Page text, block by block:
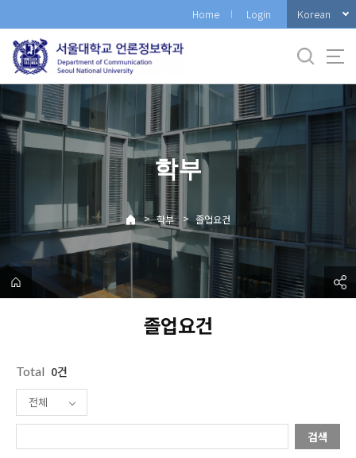
로
메
Home Login Korean
학부
> 학부 > 졸업요건
졸업요건
Total 0건
전체
검색